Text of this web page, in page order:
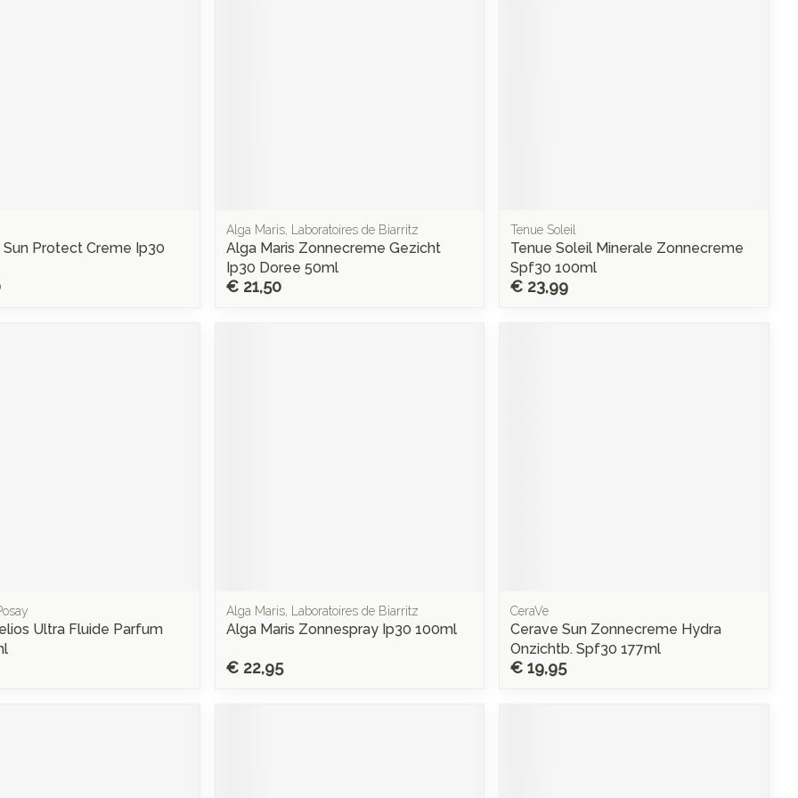
Sun Protect Creme Ip30
Alga Maris, Laboratoires de Biarritz
Alga Maris Zonnecreme Gezicht
Ip30 Doree 50ml
€ 21,50
Tenue Soleil
Tenue Soleil Minerale Zonnecreme
Spf30 100ml
€ 23,99
Ultra Fluide Parfum
Alga Maris, Laboratoires de Biarritz
Alga Maris Zonnespray Ip30 100ml
€ 22,95
CeraVe
Cerave Sun Zonnecreme Hydra
Onzichtb. Spf30 177ml
€ 19,95